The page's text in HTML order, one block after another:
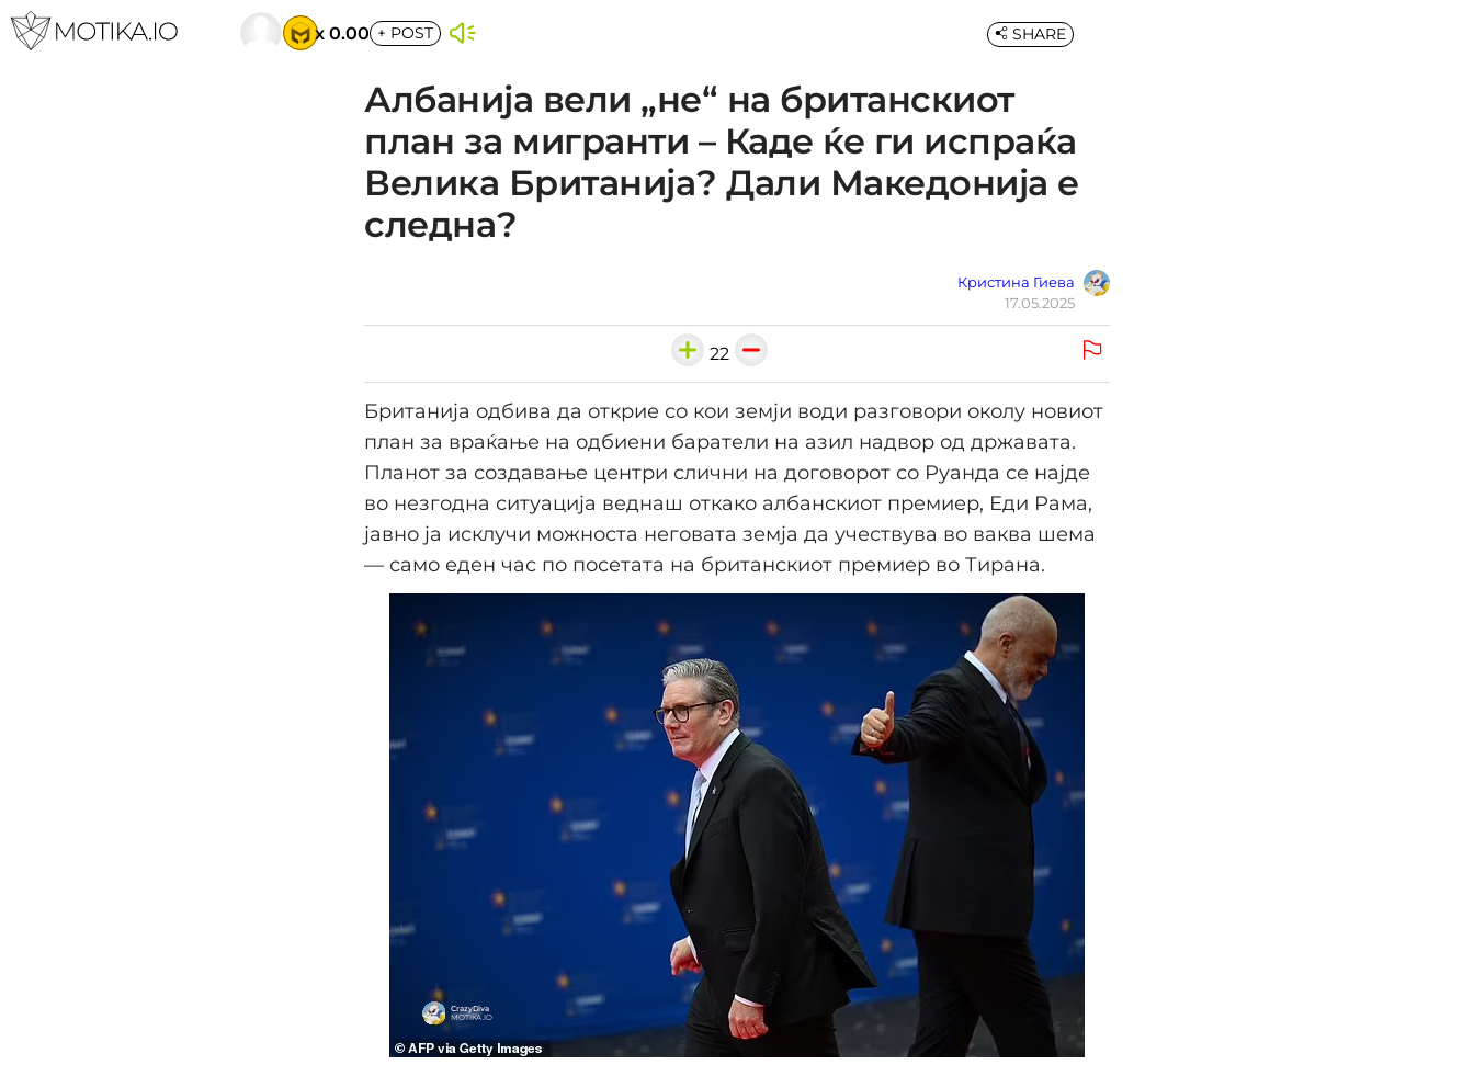
x 0.00 + POST
Албанија вели „не“ на британскиот
план за мигранти – Каде ќе ги испраќа
Велика Британија? Дали Македонија е
следна?
Кристина Гиева
17.05.2025
SHARE
22
Британија одбива да открие со кои земји води разговори околу новиот
план за враќање на одбиени баратели на азил надвор од државата.
Планот за создавање центри слични на договорот со Руанда се најде
во незгодна ситуација веднаш откако албанскиот премиер, Еди Рама,
јавно ја исклучи можноста неговата земја да учествува во ваква шема
— само еден час по посетата на британскиот премиер во Тирана.